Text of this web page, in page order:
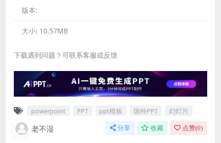
版本:
大小: 10.57MB
下载遇到问题？可联系客服或反馈
powerpoint PPT ppt模板 国外PPT 幻灯片
老不湿 分享 收藏 点赞(0)